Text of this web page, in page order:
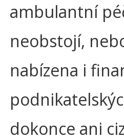
ambulantní
neobstojí,
nabízena i
dokonce ani